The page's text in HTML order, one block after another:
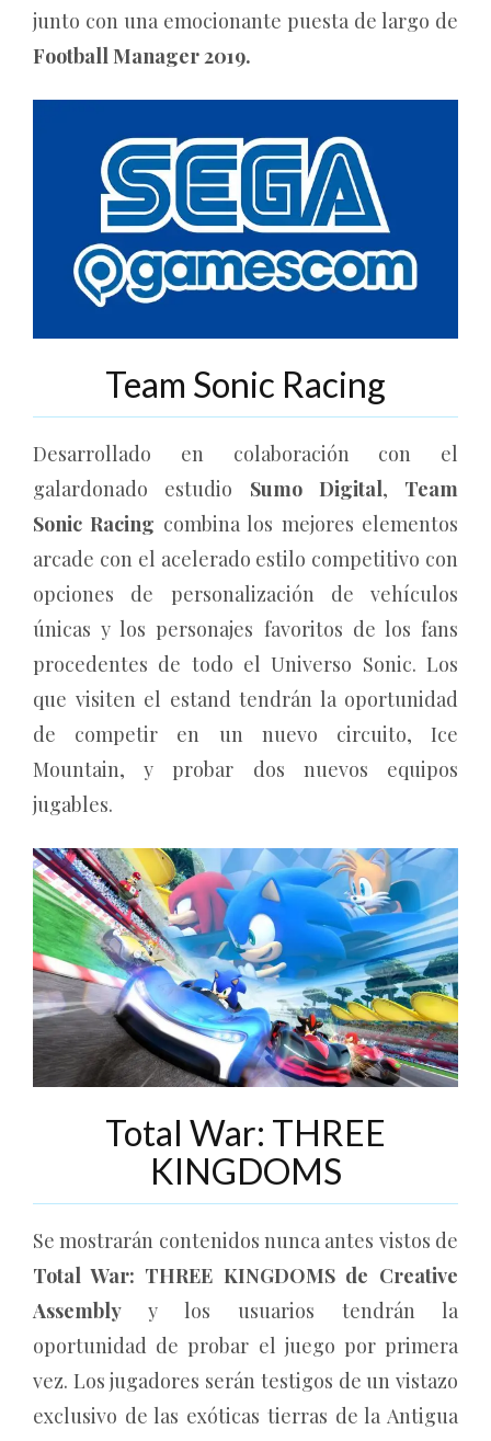
junto con una emocionante puesta de largo de
Football Manager 2019.
Team Sonic Racing
Desarrollado en colaboración con el
galardonado estudio Sumo Digital, Team
Sonic Racing combina los mejores elementos
arcade con el acelerado estilo competitivo con
opciones de personalización de vehículos
únicas y los personajes favoritos de los fans
procedentes de todo el Universo Sonic. Los
que visiten el estand tendrán la oportunidad
de competir en un nuevo circuito, Ice
Mountain, y probar dos nuevos equipos
jugables.
Total War: THREE
KINGDOMS
Se mostrarán contenidos nunca antes vistos de
Total War: THREE KINGDOMS de Creative
Assembly y los usuarios tendrán la
oportunidad de probar el juego por primera
vez. Los jugadores serán testigos de un vistazo
exclusivo de las exóticas tierras de la Antigua